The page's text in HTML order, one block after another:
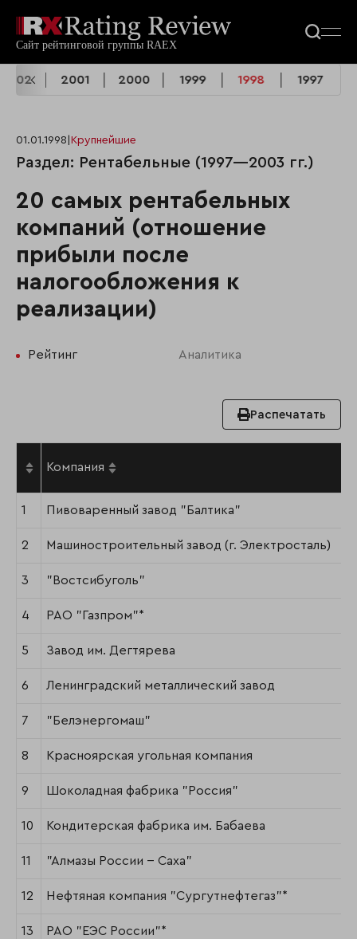
2002 2001 2000 1999 1998 1997
01.01.1998 Крупнейшие
Раздел: Рентабельные (1997—2003 гг.)
20 самых рентабельных
компаний (отношение
прибыли после
налогообложения к
реализации)
Рейтинг Аналитика
Распечатать
Компания
1 Пивоваренный завод "Балтика"
2 Машиностроительный завод (г. Электросталь)
3 "Востсибуголь"
4 РАО "Газпром"*
5 Завод им. Дегтярева
6 Ленинградский металлический завод
7 "Белэнергомаш"
8 Красноярская угольная компания
9 Шоколадная фабрика "Россия"
10 Кондитерская фабрика им. Бабаева
11 "Алмазы России -- Саха"
12 Нефтяная компания "Сургутнефтегаз"*
13 РАО "ЕЭС России"*